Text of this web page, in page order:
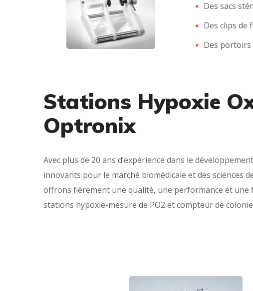
Des sacs
Des clips
Des
Stations Hypoxie
Optronix
Avec plus de 20 ans d’expérience dans le
innovants pour le marché biomédicale et des sciences
offrons fièrement une qualité, une performance et une
stations hypoxie-mesure de PO2 et compteur de